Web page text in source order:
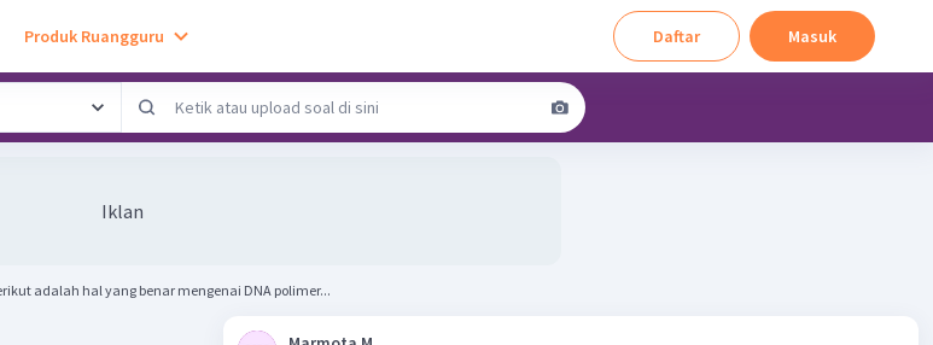
Produk Ruangguru Daftar Masuk
Iklan
adalah hal yang benar mengenai DNA polimer...